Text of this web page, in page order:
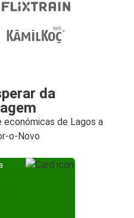
da
de Lagos a
o-Novo